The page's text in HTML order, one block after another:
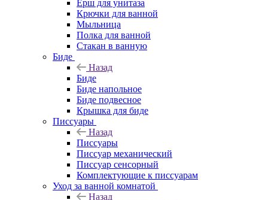
Ерш для унитаза
Крючки для ванной
Мыльница
Полка для ванной
Стакан в ванную
Биде
Назад
Биде
Биде напольное
Биде подвесное
Крышка для биде
Писсуары
Назад
Писсуары
Писсуар механический
Писсуар сенсорный
Комплектующие к писсуарам
Уход за ванной комнатой
Назад